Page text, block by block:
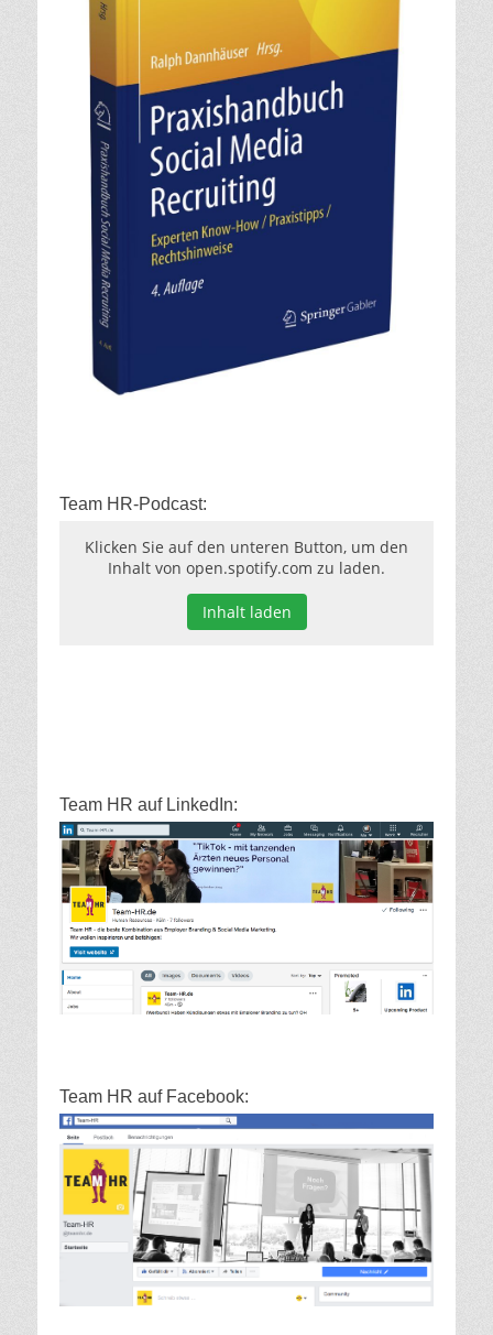
Team HR-Podcast:
Klicken Sie auf den unteren Button, um den
Inhalt von open.spotify.com zu laden.
Inhalt laden
Team HR auf LinkedIn:
Team HR auf Facebook: